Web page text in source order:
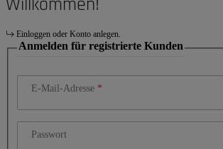
Willkommen!
Einloggen oder Konto anlegen.
Anmelden für registrierte Kunden
E-Mail-Adresse
Passwort